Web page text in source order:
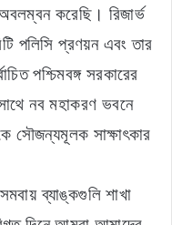
করেছি। রিজার্ভ
পলিসি প্রণয়ন এবং তার
পশ্চিমবঙ্গ সরকারের
নব মহাকরণ ভবনে
সৌজন্যমূলক সাক্ষাৎকার
ব্যাঙ্কগুলি শাখা